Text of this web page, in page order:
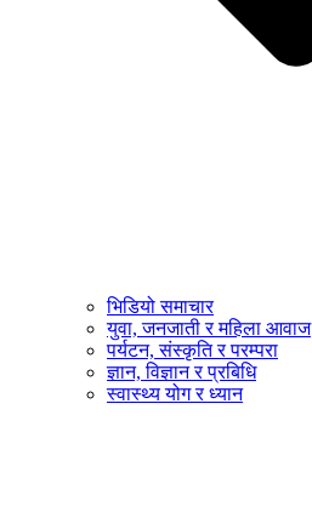
भिडियो समाचार
युवा, जनजाती र महिला आवाज
पर्यटन, संस्कृति र परम्परा
ज्ञान, विज्ञान र प्रबिधि
स्वास्थ्य योग र ध्यान